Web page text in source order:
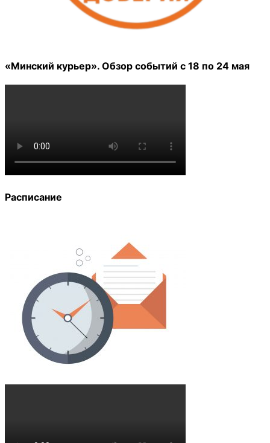
«Минский курьер». Обзор событий с 18 по 24 мая
Расписание